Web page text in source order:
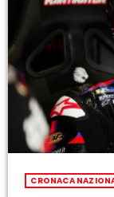
CRONACA